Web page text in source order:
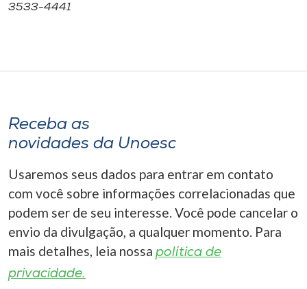
3533-4441
Receba as
novidades da Unoesc
Usaremos seus dados para entrar em contato
com você sobre informações correlacionadas que
podem ser de seu interesse. Você pode cancelar o
envio da divulgação, a qualquer momento. Para
mais detalhes, leia nossa política de
privacidade.